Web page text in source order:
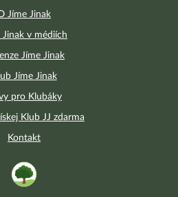
Jíme Jinak
Jinak v médiích
Jíme Jinak
Jíme Jinak
pro Klubáky
Klub JJ zdarma
Kontakt